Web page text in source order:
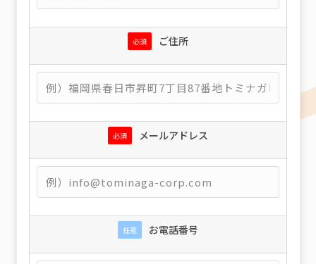
必須 ご住所
必須 メールアドレス
任意 お電話番号